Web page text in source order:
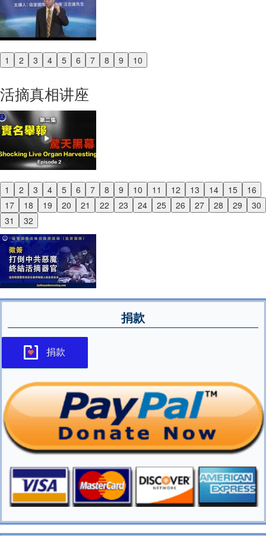
1 2 3 4 5 6 7 8 9 10
Previous
活摘真相讲座
1 2 3 4 5 6 7 8 9 10 11 12 13 14 15
16
17
18 19 20 21 22 23 24 25 26 27 28 29
30
31
32
Previous
Next
捐款
捐款